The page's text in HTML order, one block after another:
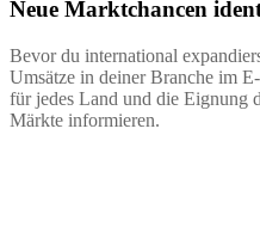
Neue Marktchancen
Bevor du international
Umsätze in deiner Branche im
für jedes Land und die Eignung
Märkte informieren.